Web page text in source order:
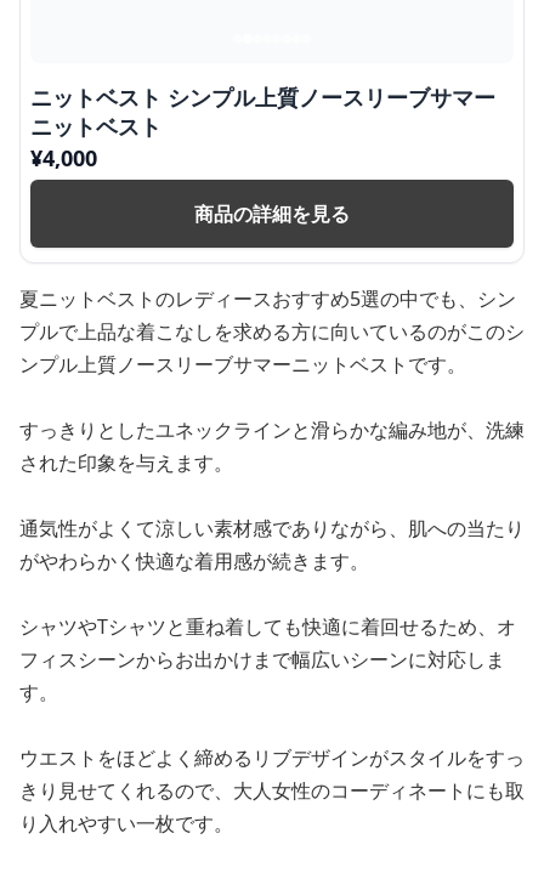
ニットベスト シンプル上質ノースリーブサマー
ニットベスト
¥4,000
商品の詳細を見る
夏ニットベストのレディースおすすめ5選の中でも、シン
プルで上品な着こなしを求める方に向いているのがこのシ
ンプル上質ノースリーブサマーニットベストです。
すっきりとしたユネックラインと滑らかな編み地が、洗練
された印象を与えます。
通気性がよくて涼しい素材感でありながら、肌への当たり
がやわらかく快適な着用感が続きます。
シャツやTシャツと重ね着しても快適に着回せるため、オ
フィスシーンからお出かけまで幅広いシーンに対応しま
す。
ウエストをほどよく締めるリブデザインがスタイルをすっ
きり見せてくれるので、大人女性のコーディネートにも取
り入れやすい一枚です。